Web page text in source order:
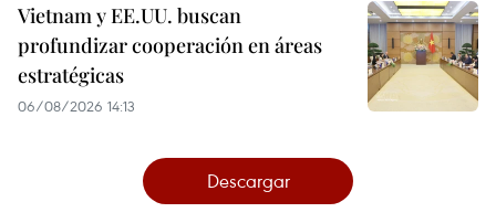
Vietnam y EE.UU. buscan
profundizar cooperación en áreas
estratégicas
06/08/2026 14:13
Descargar